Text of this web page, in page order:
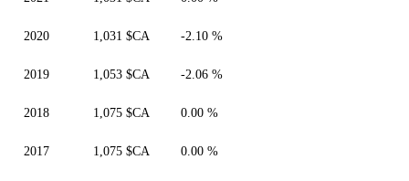
2020 1,031 $CA -2.10 %
2019 1,053 $CA -2.06 %
2018 1,075 $CA 0.00 %
2017 1,075 $CA 0.00 %